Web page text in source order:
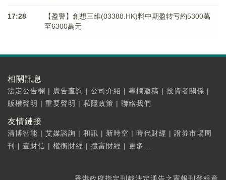
17:28
【盈警】創想三維(03388.HK)料中期盈转亏約5300萬
至6300萬元
相關訊息
法定公告欄 | 廣告查詢 | 公司介紹 | 專欄邀稿 | 投資者關係 |
版權聲明 | 重要聲明 | 私隱政策 | 聯絡我們
友情鏈接
清博智能 | 艾媒諮詢 | 和訊 | 新時空 | 時代財經 | 證券市場周
刊
| 壹財信 | 權衡財經 | 攬富財經 | 更多...